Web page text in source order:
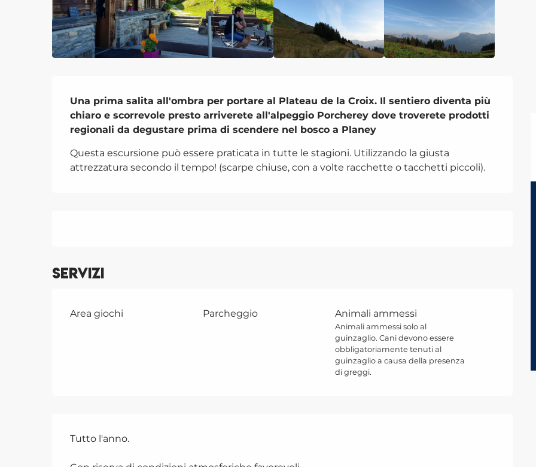
Descrizione
Una prima salita all'ombra per portare al Plateau de la Croix. Il sentiero diventa più
chiaro e scorrevole presto arriverete all'alpeggio Porcherey dove troverete prodotti
regionali da degustare prima di scendere nel bosco a Planey
Questa escursione può essere praticata in tutte le stagioni. Utilizzando la giusta
attrezzatura secondo il tempo! (scarpe chiuse, con a volte racchette o tacchetti piccoli).
Servizi
Area giochi Parcheggio Animali ammessi
Animali ammessi solo al
guinzaglio. Cani devono essere
obbligatoriamente tenuti al
guinzaglio a causa della presenza
di greggi.
Tutto l'anno.